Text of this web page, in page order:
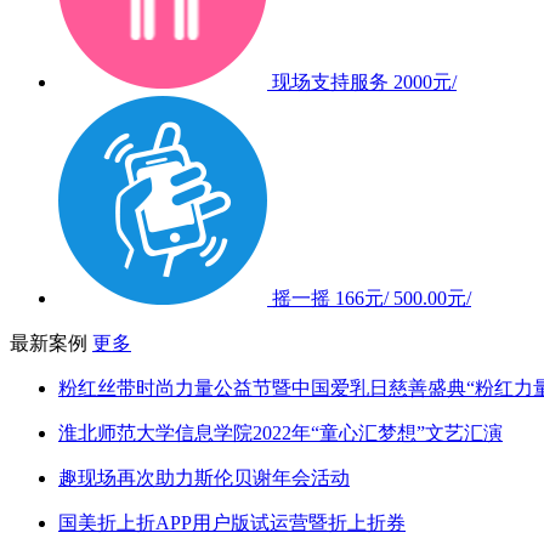
现场支持服务 2000元/
摇一摇 166元/ 500.00元/
最新案例 更多
粉红丝带时尚力量公益节暨中国爱乳日慈善盛典“粉红力
淮北师范大学信息学院2022年“童心汇梦想”文艺汇演
趣现场再次助力斯伦贝谢年会活动
国美折上折APP用户版试运营暨折上折券